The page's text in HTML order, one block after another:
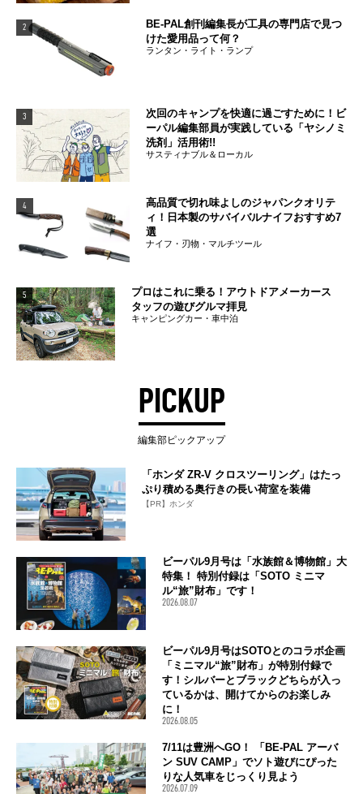
2
BE-PAL創刊編集長が工具の専門店で見つ
けた愛用品って何？
ランタン・ライト・ランプ
3
次回のキャンプを快適に過ごすために！ビ
ーパル編集部員が実践している「ヤシノミ
洗剤」活用術!!
サスティナブル＆ローカル
4
高品質で切れ味よしのジャパンクオリテ
ィ！日本製のサバイバルナイフおすすめ7
選
ナイフ・刃物・マルチツール
5
プロはこれに乗る！アウトドアメーカース
タッフの遊びグルマ拝見
キャンピングカー・車中泊
PICKUP
編集部ピックアップ
「ホンダ ZR-V クロスツーリング」はたっ
ぷり積める奥行きの長い荷室を装備
【PR】ホンダ
ビーパル9月号は「水族館＆博物館」大
特集！ 特別付録は「SOTO ミニマ
ル“旅”財布」です！
2026.08.07
ビーパル9月号はSOTOとのコラボ企画
「ミニマル“旅”財布」が特別付録で
す！シルバーとブラックどちらが入っ
ているかは、開けてからのお楽しみ
に！
2026.08.05
7/11は豊洲へGO！ 「BE-PAL アーバ
ン SUV CAMP」でソト遊びにぴった
りな人気車をじっくり見よう
2026.07.09